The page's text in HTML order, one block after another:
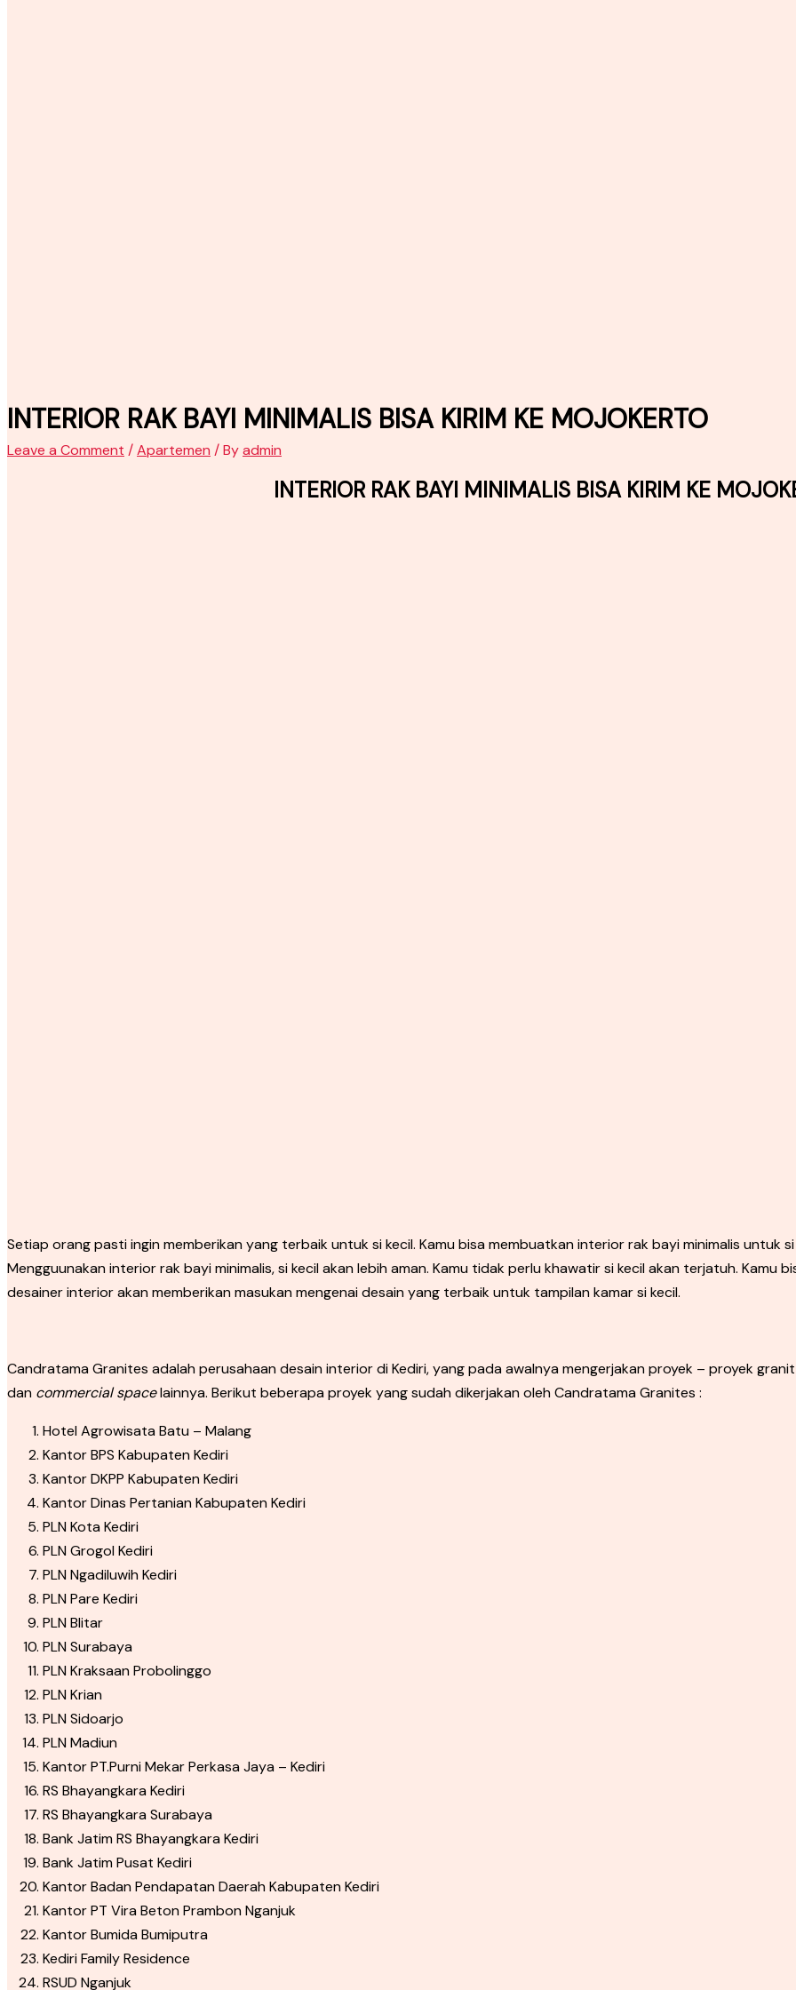
INTERIOR RAK BAYI MINIMALIS BISA KIRIM KE MOJOKERTO
Leave a Comment /Apartemen / Byadmin
INTERIOR RAK BAYI MINIMALIS BISA KIRIM KE
Setiap orang pasti ingin memberikan yang terbaik untuk si kecil. Kamu bisa membuatkan interior rak bayi minimalis untuk
Mengguunakan interior rak bayi minimalis, si kecil akan lebih aman. Kamu tidak perlu khawatir si kecil akan terjatuh. Kamu
desainer interior akan memberikan masukan mengenai desain yang terbaik untuk tampilan kamar si kecil.
Candratama Granites adalah perusahaan desain interior di Kediri, yang pada awalnya mengerjakan proyek – proyek
dan commercial spacelainnya. Berikut beberapa proyek yang sudah dikerjakan oleh Candratama Granites :
Hotel Agrowisata Batu – Malang
Kantor BPS Kabupaten Kediri
Kantor DKPP Kabupaten Kediri
Kantor Dinas Pertanian Kabupaten Kediri
PLN Kota Kediri
PLN Grogol Kediri
PLN Ngadiluwih Kediri
PLN Pare Kediri
PLN Blitar
PLN Surabaya
PLN Kraksaan Probolinggo
PLN Krian
PLN Sidoarjo
PLN Madiun
Kantor PT.Purni Mekar Perkasa Jaya – Kediri
RS Bhayangkara Kediri
RS Bhayangkara Surabaya
Bank Jatim RS Bhayangkara Kediri
Bank Jatim Pusat Kediri
Kantor Badan Pendapatan Daerah Kabupaten Kediri
Kantor PT Vira Beton Prambon Nganjuk
Kantor Bumida Bumiputra
Kediri Family Residence
RSUD Nganjuk